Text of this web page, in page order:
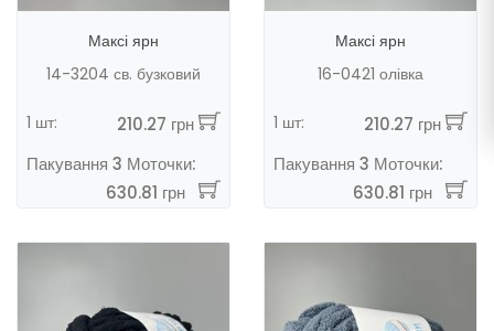
Максі ярн
14-3204 св. бузковий
1 шт:
210.27 грн
Пакування 3 Моточки:
630.81 грн
Максі ярн
16-0421 олівка
1 шт:
210.27 грн
Пакування 3 Моточки:
630.81 грн